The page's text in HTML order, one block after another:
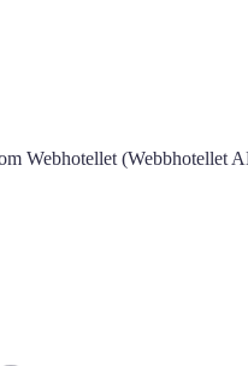
Webhotellet (Webbhotellet